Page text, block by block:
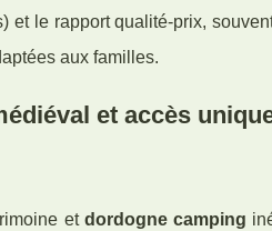
le rapport qualité-prix,
aux familles.
et accès
et dordogne camping